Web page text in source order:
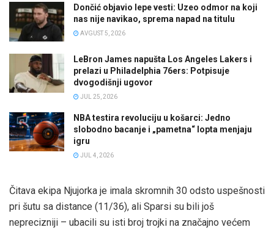
Dončić objavio lepe vesti: Uzeo odmor na koji
nas nije navikao, sprema napad na titulu
AVGUST 5, 2026
LeBron James napušta Los Angeles Lakers i
prelazi u Philadelphia 76ers: Potpisuje
dvogodišnji ugovor
JUL 25, 2026
NBA testira revoluciju u košarci: Jedno
slobodno bacanje i „pametna“ lopta menjaju
igru
JUL 4, 2026
Čitava ekipa Njujorka je imala skromnih 30 odsto uspešnosti
pri šutu sa distance (11/36), ali Sparsi su bili još
neprecizniji – ubacili su isti broj trojki na značajno većem